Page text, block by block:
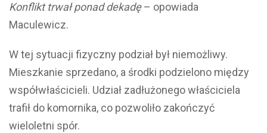
Konflikt trwał ponad dekadę– opowiada
Maculewicz.
W tej sytuacji fizyczny podział był niemożliwy.
Mieszkanie sprzedano, a środki podzielono między
współwłaścicieli. Udział zadłużonego właściciela
trafił do komornika, co pozwoliło zakończyć
wieloletni spór.